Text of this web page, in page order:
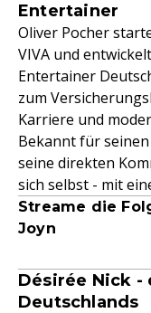
Entertainer
Oliver Pocher
VIVA und
Entertainer
zum
Karriere und
Bekannt für
seine direkten
sich selbst - mit
Streame die
Joyn
Désirée Nick -
Deutschlands